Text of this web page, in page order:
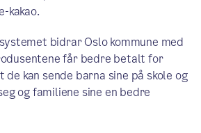
kakao.
bidrar Oslo kommune med
får bedre betalt for
de kan sende barna sine på skole og
og familiene sine en bedre